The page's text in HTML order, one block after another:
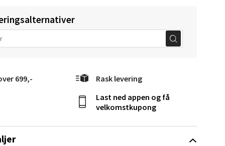
699,- Rask levering
Last ned appen og få
velkomstkupong
g